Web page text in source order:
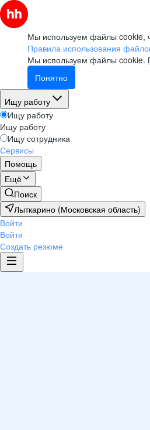
Мы используем файлы cookie,
Правила использования
Мы используем файлы cookie.
Понятно
Ищу работу
Ищу работу
Ищу работу
Ищу сотрудника
Сервисы
Помощь
Ещё
Поиск
Лыткарино (Московская область)
Войти
Войти
Создать резюме